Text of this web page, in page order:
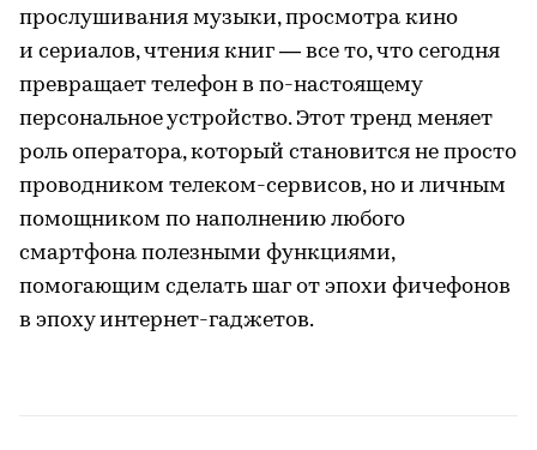
прослушивания музыки, просмотра кино
и сериалов, чтения книг — все то, что сегодня
превращает телефон в по-настоящему
персональное устройство. Этот тренд меняет
роль оператора, который становится не просто
проводником телеком-сервисов, но и личным
помощником по наполнению любого
смартфона полезными функциями,
помогающим сделать шаг от эпохи фичефонов
в эпоху интернет-гаджетов.